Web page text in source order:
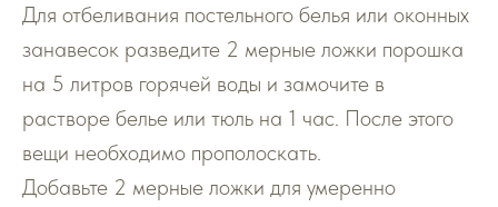
Для отбеливания постельного белья или оконных
занавесок разведите 2 мерные ложки порошка
на 5 литров горячей воды и замочите в
растворе белье или тюль на 1 час. После этого
вещи необходимо прополоскать.
Добавьте 2 мерные ложки для умеренно